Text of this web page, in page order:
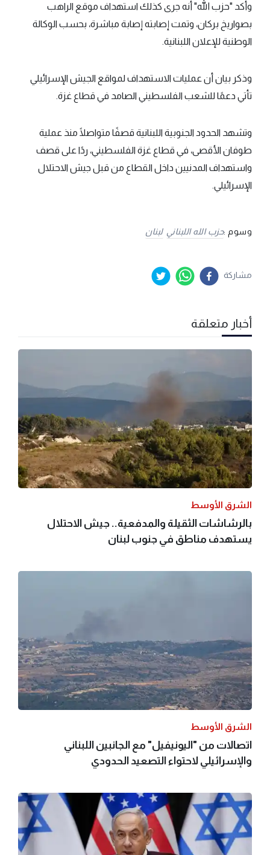
وأكد "حزب الله" أنه جرى كذلك استهداف موقع الراهب
بصواريخ بركان، وتمت إصابته إصابة مباشرة، بحسب الوكالة
الوطنية للإعلان اللبنانية.
وذكر بيان أن عمليات الاستهداف لمواقع الجيش الإسرائيلي
تأتي دعمًا للشعب الفلسطيني الصامد في قطاع غزة.
وتشهد الحدود الجنوبية اللبنانية قصفًا متواصلًا منذ عملية
طوفان الأقصى، في قطاع غزة الفلسطيني، ردًا على قصف
واستهداف المدنيين داخل القطاع من قبل جيش الاحتلال
الإسرائيلي.
وسوم :حزب الله اللبناني لبنان
مشاركة
أخبار متعلقة
الشرق الأوسط
بالرشاشات الثقيلة والمدفعية.. جيش الاحتلال
يستهدف مناطق في جنوب لبنان
الشرق الأوسط
اتصالات من "اليونيفيل" مع الجانبين اللبناني
والإسرائيلي لاحتواء التصعيد الحدودي